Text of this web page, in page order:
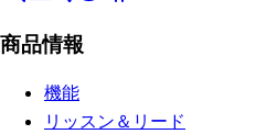
商品情報
機能
リッスン＆リード